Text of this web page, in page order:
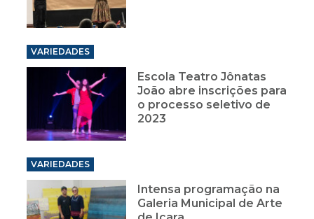
VARIEDADES
Escola Teatro Jônatas
João abre inscrições para
o processo seletivo de
2023
VARIEDADES
Intensa programação na
Galeria Municipal de Arte